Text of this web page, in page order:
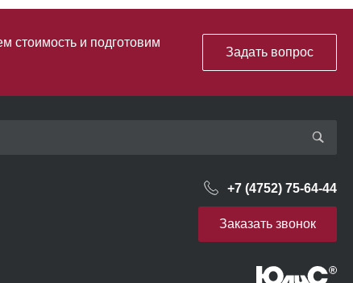
стоимость и подготовим
Задать вопрос
+7 (4752) 75-64-44
Заказать звонок